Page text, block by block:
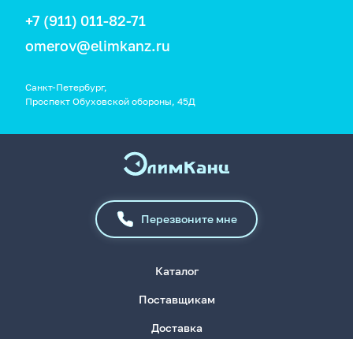
+7 (911) 011-82-71
omerov@elimkanz.ru
Санкт-Петербург,
Проспект Обуховской обороны, 45Д
Перезвоните мне
Каталог
Поставщикам
Доставка